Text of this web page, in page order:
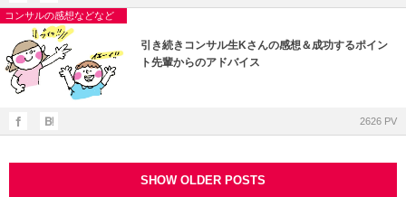
コンサルの感想などなど
引き続きコンサル生Kさんの感想＆成功するポイン
ト先輩からのアドバイス
2626 PV
SHOW OLDER POSTS